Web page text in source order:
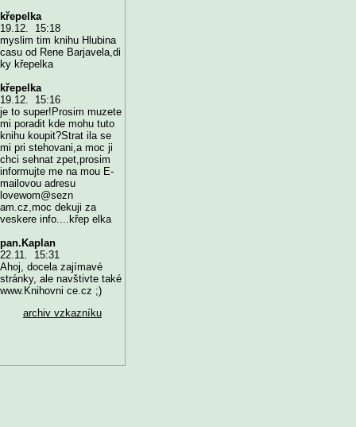
křepelka
19.12. 15:18
myslim tim knihu Hlubina
casu od Rene Barjavela,di
ky křepelka
křepelka
19.12. 15:16
je to super!Prosim muzete
mi poradit kde mohu tuto
knihu koupit?Strat ila se
mi pri stehovani,a moc ji
chci sehnat zpet,prosim
informujte me na mou E-
mailovou adresu
lovewom@sezn
am.cz,moc dekuji za
veskere info....křep elka
pan.Kaplan
22.11. 15:31
Ahoj, docela zajímavé
stránky, ale navštivte také
www.Knihovni ce.cz ;)
archiv vzkazníku